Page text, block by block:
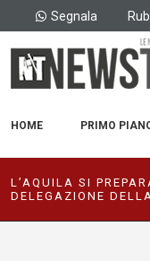
Segnala
HOME PRIMO
L’AQUILA SI
DELEGAZIONE